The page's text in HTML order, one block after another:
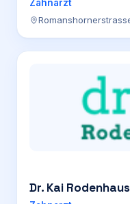
Zahnarzt
Dr. Kai